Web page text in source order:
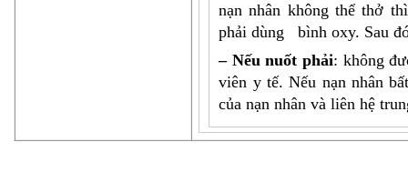
nạn nhân không thể thở
phải dùng bình oxy. Sau
– Nếu nuốt phải: không
viên y tế. Nếu nạn nhân
của nạn nhân và liên hệ